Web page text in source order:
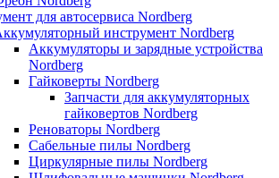
для автосервиса Nordberg
инструмент Nordberg
Аккумуляторы и зарядные устройства
Nordberg
Гайковерты Nordberg
Запчасти для аккумуляторных
гайковертов Nordberg
Реноваторы Nordberg
Сабельные пилы Nordberg
Циркулярные пилы Nordberg